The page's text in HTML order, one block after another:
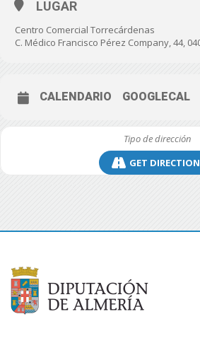
LUGAR
Centro Comercial Torrecárdenas
C. Médico Francisco Pérez Company, 44,
CALENDARIO GOOGLECAL
GET